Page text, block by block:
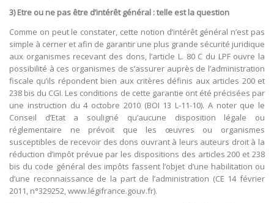
3) Etre ou ne pas être d’intérêt général : telle est la question
Comme on peut le constater, cette notion d’intérêt général n’est pas
simple à cerner et afin de garantir une plus grande sécurité juridique
aux organismes recevant des dons, l’article L. 80 C du LPF ouvre la
possibilité à ces organismes de s’assurer auprès de l’administration
fiscale qu’ils répondent bien aux critères définis aux articles 200 et
238 bis du CGI. Les conditions de cette garantie ont été précisées par
une instruction du 4 octobre 2010 (BOI 13 L-11-10). A noter que le
Conseil d’Etat a souligné qu’aucune disposition légale ou
réglementaire ne prévoit que les œuvres ou organismes
susceptibles de recevoir des dons ouvrant à leurs auteurs droit à la
réduction d’impôt prévue par les dispositions des articles 200 et 238
bis du code général des impôts fassent l’objet d’une habilitation ou
d’une reconnaissance de la part de l’administration (CE 14 février
2011, n°329252, www.légifrance.gouv.fr).